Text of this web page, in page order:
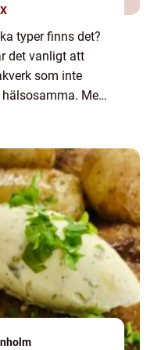
typer finns det?
det vanligt att
som inte
Men